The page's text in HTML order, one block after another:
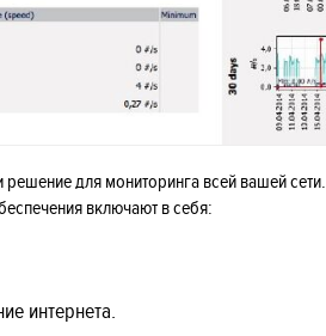
для мониторинга всей вашей сети.
включают в себя:
интернета.